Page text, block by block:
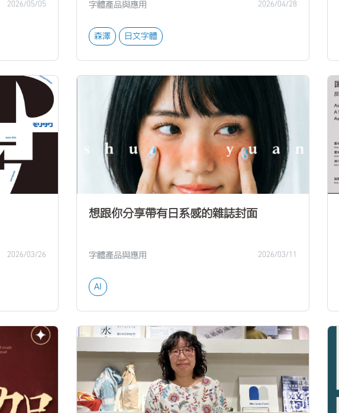
2026/05/05 字體產品與應用 2026/04/28
森澤 日文字體
2026/03/26
想跟你分享帶有日系感的雜誌封面
字體產品與應用 2026/03/11
AI